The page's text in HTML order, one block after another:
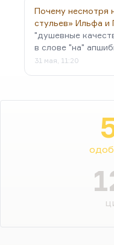
Почему несмотря
стульев» Ильфа и
"душевные
в слове "на"
31 мая, 11:20